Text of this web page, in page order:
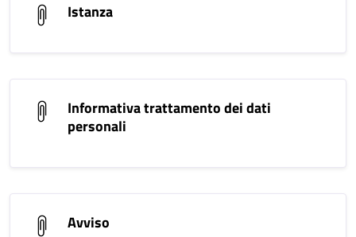
Istanza
Informativa trattamento dei dati
personali
Avviso